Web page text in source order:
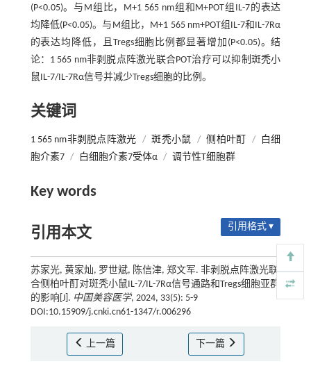
(P<0.05)。与M组比，M+1 565 nm组和M+POT组IL-7的表达
均降低(P<0.05)。与M组比，M+1 565 nm+POT组IL-7和IL-7Rα
的表达均降低，且Tregs细胞比例都显著增加(P<0.05)。结
论：1 565 nm非剥脱点阵激光联合POT治疗可以抑制斑秃小
鼠IL-7/IL-7Rα信号并减少Tregs细胞的比例。
关键词
1 565 nm非剥脱点阵激光 / 斑秃小鼠 / 侧柏叶酊 /
白细
胞介素7 / 白细胞介素7受体α / 调节性T细胞群
Key words
引用本文 引用格式 ▾
苏家光, 黄家灿, 罗世斌, 陈信津, 郑文军. 非剥脱点阵激光联
合侧柏叶酊对斑秃小鼠IL-7/IL-7Rα信号通路和Tregs细胞亚群
的影响[J]. 中国美容医学, 2024, 33(5): 5-9
DOI:10.15909/j.cnki.cn61-1347/r.006296
上一篇 下一篇